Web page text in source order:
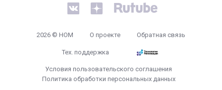
2026 © НОМ О проекте Обратная связь
Тех. поддержка
Условия пользовательского соглашения
Политика обработки персональных данных